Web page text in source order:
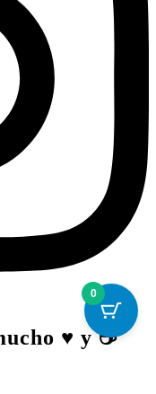
♥️ y ☕
0